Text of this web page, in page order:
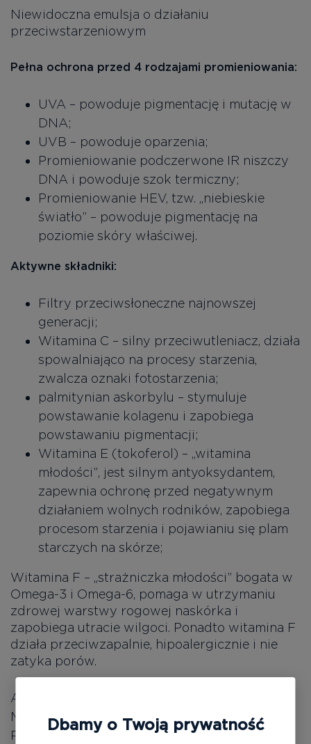
Niewidoczna emulsja o działaniu
przeciwstarzeniowym
Pełna ochrona przed 4 rodzajami promieniowania:
UVA – powoduje pigmentację i mutację w
DNA;
UVB – powoduje oparzenia;
Promieniowanie podczerwone IR niszczy
DNA i powoduje szok termiczny;
Promieniowanie HEV, tzw. „niebieskie
światło” – powoduje pigmentację na
poziomie skóry właściwej.
Aktywne składniki:
Filtry przeciwsłoneczne najnowszej
generacji;
Witamina C – silny przeciwutleniacz, działa
spowalniająco na procesy starzenia,
zwalcza oznaki fotostarzenia;
palmitynian askorbylu – stymuluje
powstawanie kolagenu i zapobiega
powstawaniu pigmentacji;
Witamina E (tokoferol) – „witamina
młodości”, jest silnym antyoksydantem,
zapewnia ochronę przed negatywnym
działaniem wolnych rodników, zapobiega
procesom starzenia i pojawianiu się plam
starczych na skórze;
Witamina F – „strażniczka młodości” bogata w
Omega-3 i Omega-6, pomaga w utrzymaniu
zdrowej warstwy rogowej naskórka i
zapobiega utracie wilgoci. Ponadto witamina F
działa przeciwzapalnie, hipoalergicznie i nie
zatyka porów.
AQUA (WATER), ETHYLHEXYL
METHOXYCINNAMATE, BUTYLENE GLYCOL,
PROPYLENE GLYCOL, POLYMETHYL
Dbamy o Twoją prywatność